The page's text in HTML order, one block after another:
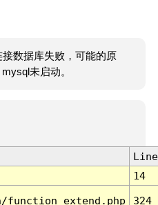
数据库失败，可能的原
未启动。
Line
14
324